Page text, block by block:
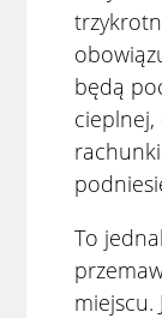
będą
cieplnej,
To
miejscu.